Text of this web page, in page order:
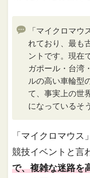
「マイクロマウ
れており、最も
ントです。現在
ガポール・台湾
ルの高い車輪型
て、事実上の世
になっているそ
「マイクロマウ
競技イベントと言
で、複雑な迷路を